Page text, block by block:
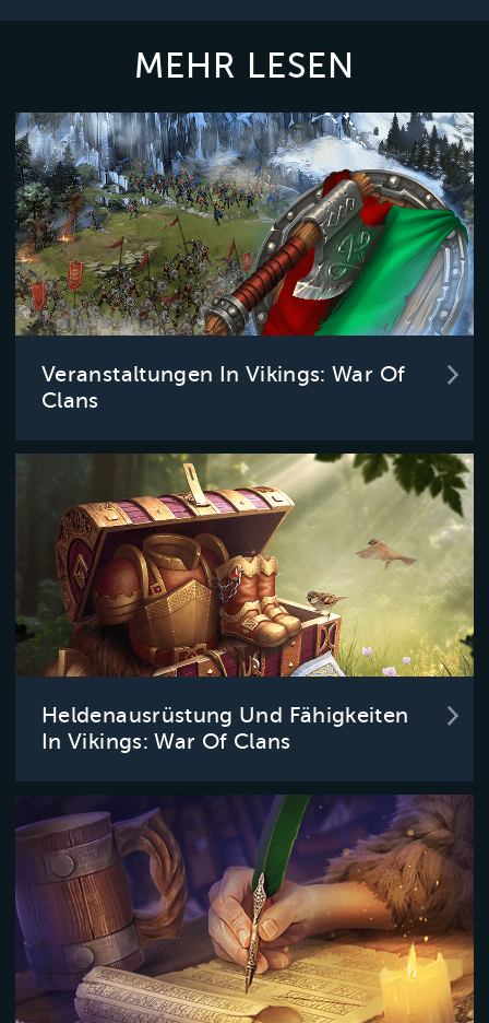
MEHR LESEN
Veranstaltungen In Vikings: War Of
Clans
Heldenausrüstung Und Fähigkeiten
In Vikings: War Of Clans